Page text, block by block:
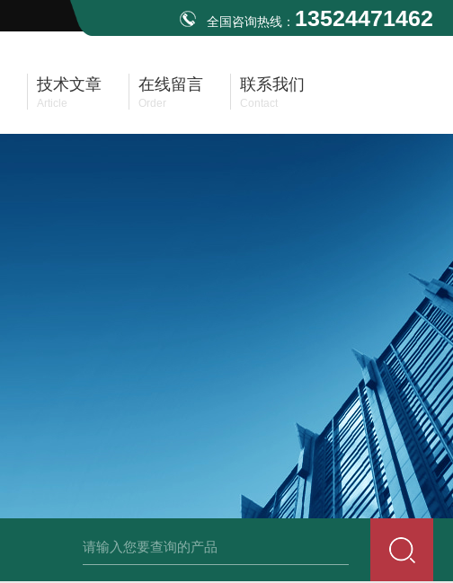
全国咨询热线： 13524471462
技术文章
Article
在线留言
Order
联系我们
Contact